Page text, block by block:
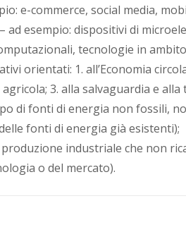
e-commerce, social media,
esempio: dispositivi di
tecnologie in
orientati: 1. all’Economia
3. alla salvaguardia e alla
di fonti di energia non fossili,
fonti di energia già esistenti);
industriale che non
o del mercato).